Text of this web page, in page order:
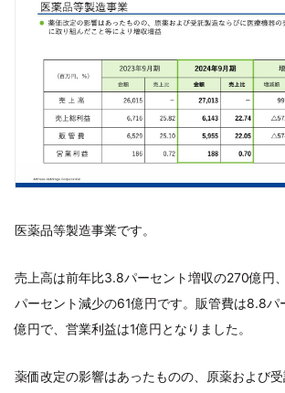
医薬品等製造事業です。
売上高は前年比3.8パーセント増収の270億円
パーセント減少の61億円です。販管費は8.8パ
億円で、営業利益は1億円となりました。
薬価改定の影響はあったものの、原薬および